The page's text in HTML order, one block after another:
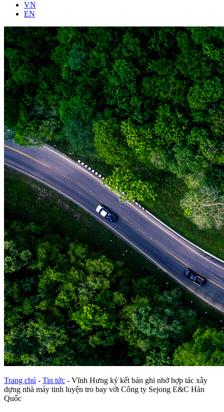
VN
EN
Trang chủ - Tin tức - Vĩnh Hưng ký kết bản ghi nhớ hợp tác xây
dựng nhà máy tinh luyện tro bay với Công ty Sejong E&C Hàn
Quốc